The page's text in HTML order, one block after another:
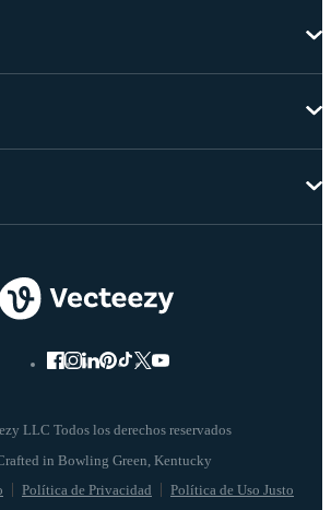
LLC Todos los derechos reservados
Política de Privacidad Política de Uso Justo